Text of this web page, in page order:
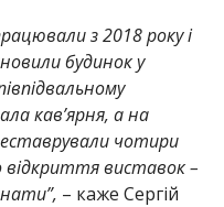
з 2018 року і
будинок у
кавʼярня, а на
чотири
відкриття виставок –
– каже Сергій